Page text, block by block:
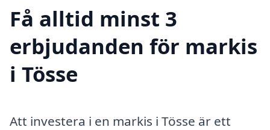
Få alltid minst 3
erbjudanden för markis
i Tösse
Att investera i en markis i Tösse är ett